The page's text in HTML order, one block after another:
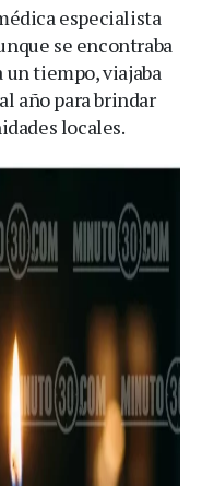
especialista
se encontraba
un tiempo, viajaba
año para brindar
locales.